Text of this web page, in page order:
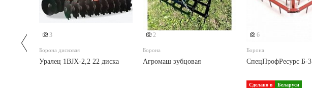
3
Борона дисковая
Уралец 1BJX-2,2 22 диска
2
Борона
Агромаш зубцовая
6
Борона
СпецПрофРесурс Б-3
Сделано в Беларуси